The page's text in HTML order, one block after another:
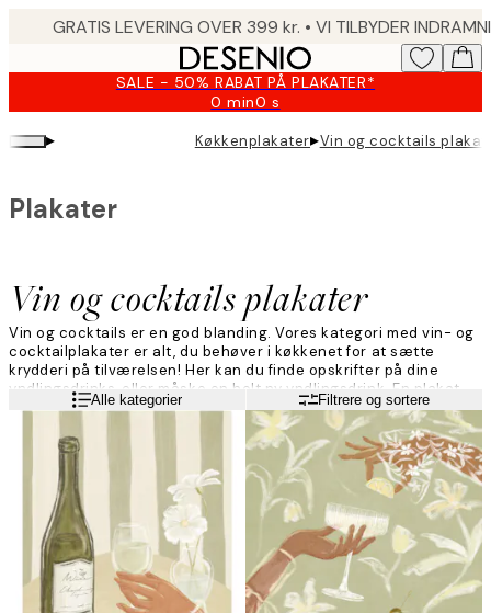
SALE - 50% RABAT PÅ PLAKATER*
0 min0 s
Gyldig
indtil:
2026-
▸ Køkkenplakater▸Vin og cocktails
Vin og cocktails plakater
Plakater
Vin og cocktails er en god blanding. Vores kategori med vin- og
cocktailplakater er alt, du behøver i køkkenet for at sætte
krydderi på tilværelsen! Her kan du finde opskrifter på dine
yndlingsdrinks, eller måske en helt ny yndlingsdrink. En plakat
med vin og cocktails sikrer dig en trendy bolig i lang tid
fremover, især hvis du vælger en poster med en klassisk
cocktail.
Læs mere Alle kategorier Filtrere og sortere